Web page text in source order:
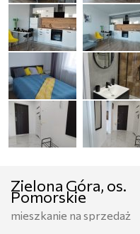
Zielona Góra, os.
Pomorskie
mieszkanie na sprzedaż